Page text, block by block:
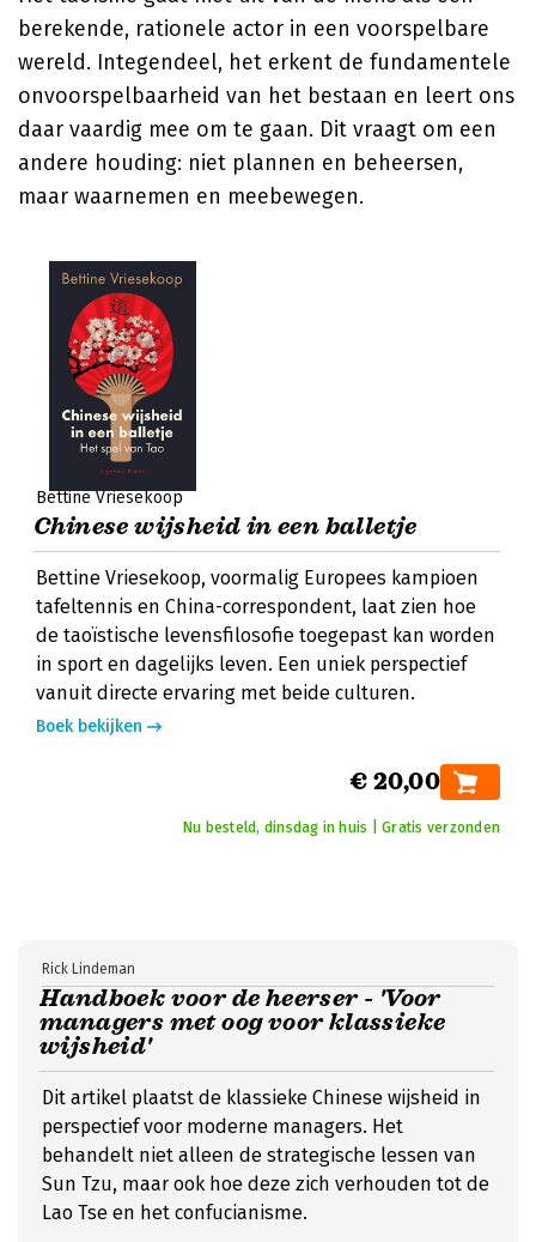
berekende, rationele actor in een voorspelbare
wereld. Integendeel, het erkent de fundamentele
onvoorspelbaarheid van het bestaan en leert ons
daar vaardig mee om te gaan. Dit vraagt om een
andere houding: niet plannen en beheersen,
maar waarnemen en meebewegen.
Bettine Vriesekoop
Chinese wijsheid in een balletje
Bettine Vriesekoop, voormalig Europees kampioen
tafeltennis en China-correspondent, laat zien hoe
de taoïstische levensfilosofie toegepast kan worden
in sport en dagelijks leven. Een uniek perspectief
vanuit directe ervaring met beide culturen.
Boek bekijken
€ 20,00
Nu besteld, dinsdag in huis | Gratis verzonden
Handboek voor de heerser - 'Voor
managers met oog voor klassieke
wijsheid'
Rick Lindeman
Dit artikel plaatst de klassieke Chinese wijsheid in
perspectief voor moderne managers. Het
behandelt niet alleen de strategische lessen van
Sun Tzu, maar ook hoe deze zich verhouden tot de
Lao Tse en het confucianisme.